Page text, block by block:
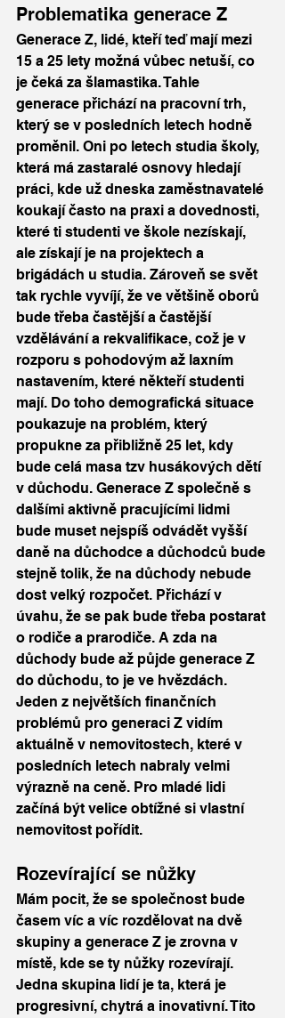
Problematika generace Z
Generace Z, lidé, kteří teď mají mezi
15 a 25 lety možná vůbec netuší, co
je čeká za šlamastika. Tahle
generace přichází na pracovní trh,
který se v posledních letech hodně
proměnil. Oni po letech studia školy,
která má zastaralé osnovy hledají
práci, kde už dneska zaměstnavatelé
koukají často na praxi a dovednosti,
které ti studenti ve škole nezískají,
ale získají je na projektech a
brigádách u studia. Zároveň se svět
tak rychle vyvíjí, že ve většině oborů
bude třeba častější a častější
vzdělávání a rekvalifikace, což je v
rozporu s pohodovým až laxním
nastavením, které někteří studenti
mají. Do toho demografická situace
poukazuje na problém, který
propukne za přibližně 25 let, kdy
bude celá masa tzv husákových dětí
v důchodu. Generace Z společně s
dalšími aktivně pracujícími lidmi
bude muset nejspíš odvádět vyšší
daně na důchodce a důchodců bude
stejně tolik, že na důchody nebude
dost velký rozpočet. Přichází v
úvahu, že se pak bude třeba postarat
o rodiče a prarodiče. A zda na
důchody bude až půjde generace Z
do důchodu, to je ve hvězdách.
Jeden z největších finančních
problémů pro generaci Z vidím
aktuálně v nemovitostech, které v
posledních letech nabraly velmi
výrazně na ceně. Pro mladé lidi
začíná být velice obtížné si vlastní
nemovitost pořídit.
Rozevírající se nůžky
Mám pocit, že se společnost bude
časem víc a víc rozdělovat na dvě
skupiny a generace Z je zrovna v
místě, kde se ty nůžky rozevírají.
Jedna skupina lidí je ta, která je
progresivní, chytrá a inovativní. Tito